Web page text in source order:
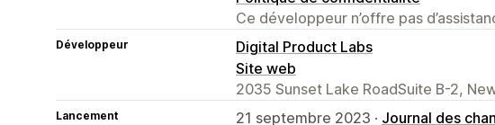
Ce développeur n’offre pas
Développeur
Digital Product Labs
Site web
2035 Sunset Lake RoadSuite B-2,
Lancement 21 septembre 2023 · Journal des